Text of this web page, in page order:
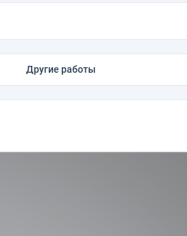
Другие работы